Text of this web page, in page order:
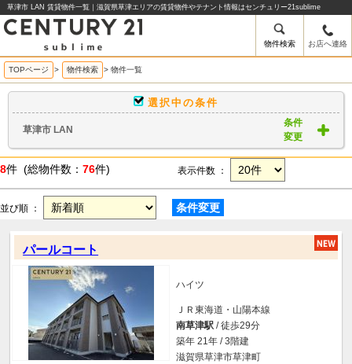
草津市 LAN 賃貸物件一覧｜滋賀県草津エリアの賃貸物件やテナント情報はセンチュリー21sublime
物件検索 お店へ連絡
TOPページ > 物件検索 > 物件一覧
選択中の条件
草津市 LAN
条件
変更
8件 (総物件数： 76件) 表示件数 ：
並び順 ： 条件変更
パールコート
ハイツ
ＪＲ東海道・山陽本線
南草津駅 / 徒歩29分
築年 21年 / 3階建
滋賀県草津市草津町